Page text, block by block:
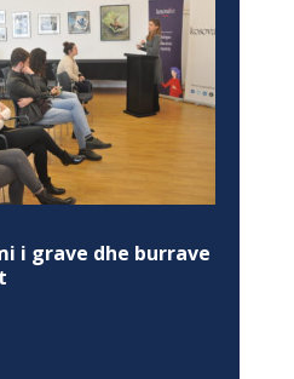
i grave dhe burrave